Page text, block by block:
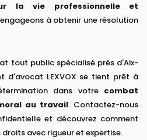
la vie professionnelle et
à obtenir une résolution
tout public spécialisé près d'Aix-
d'avocat LEXVOX se tient prêt à
dans votre combat
au travail. Contactez-nous
et découvrez comment
avec rigueur et expertise.